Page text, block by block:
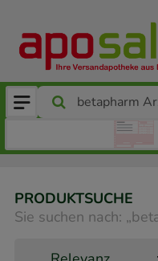
PRODUKTSUCHE
Sie suchen nach: „